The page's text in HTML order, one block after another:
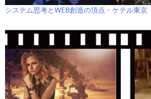
システム思考とWEB創造の頂点・ケテル東京